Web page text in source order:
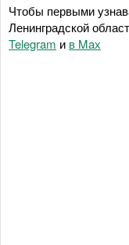
Чтобы первыми
Ленинградской
Telegram и в Maх